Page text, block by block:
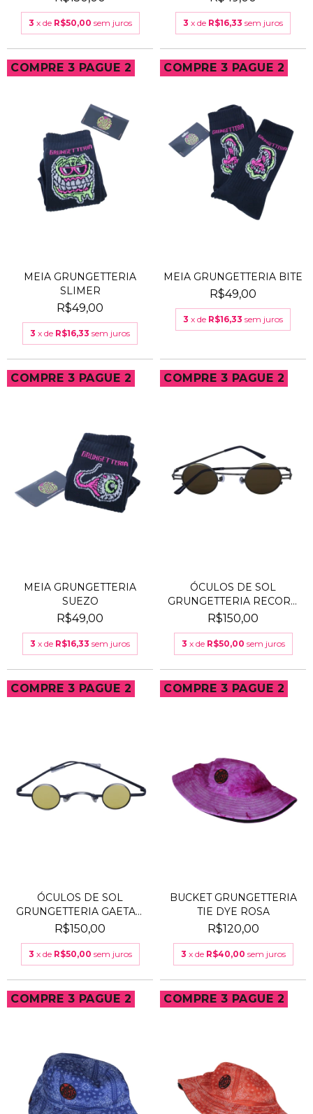
3 x de R$50,00 sem juros 3 x de R$16,33 sem juros
COMPRE 3 PAGUE 2
MEIA GRUNGETTERIA
SLIMER
R$49,00
3 x de R$16,33 sem juros
COMPRE 3 PAGUE 2
MEIA GRUNGETTERIA BITE
R$49,00
3 x de R$16,33 sem juros
COMPRE 3 PAGUE 2
MEIA GRUNGETTERIA
SUEZO
R$49,00
3 x de R$16,33 sem juros
COMPRE 3 PAGUE 2
ÓCULOS DE SOL
GRUNGETTERIA RECORD
MARROM
R$150,00
3 x de R$50,00 sem juros
COMPRE 3 PAGUE 2
ÓCULOS DE SOL
GRUNGETTERIA GAETAN
AMAREL...
R$150,00
3 x de R$50,00 sem juros
COMPRE 3 PAGUE 2
BUCKET GRUNGETTERIA
TIE DYE ROSA
R$120,00
3 x de R$40,00 sem juros
COMPRE 3 PAGUE 2 COMPRE 3 PAGUE 2